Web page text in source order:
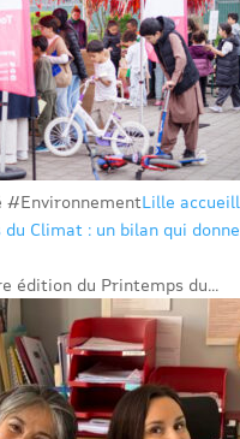
Lille
Climat : un bilan qui
édition du Printemps du...